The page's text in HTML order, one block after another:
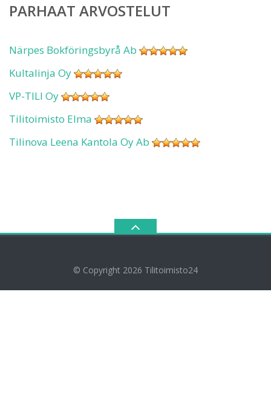
PARHAAT ARVOSTELUT
Närpes Bokföringsbyrå Ab
Kultalinja Oy
VP-TILI Oy
Tilitoimisto Elma
Tilinova Leena Kantola Oy Ab
© Copyright 2026 Tilitoimisto24